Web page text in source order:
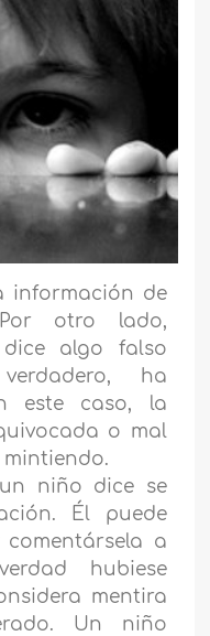
información de
otro lado,
algo falso
ha
este caso, la
o mal
niño dice se
Él puede
a
hubiese
mentira
Un niño